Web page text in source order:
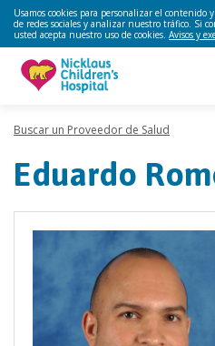
Usamos cookies para personalizar el contenido
de redes sociales y analizar nuestro tráfico. Si
usted acepta nuestro uso de cookies. Avisos y
Buscar un Proveedor de Salud
Eduardo